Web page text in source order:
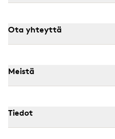
Ota yhteyttä
Meistä
Tiedot